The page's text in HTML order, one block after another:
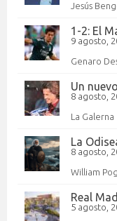
Jesús
1-2: El
9 agosto,
Genaro
Un
8 agosto,
La Galerna
La
8 agosto,
William
Real
5 agosto,